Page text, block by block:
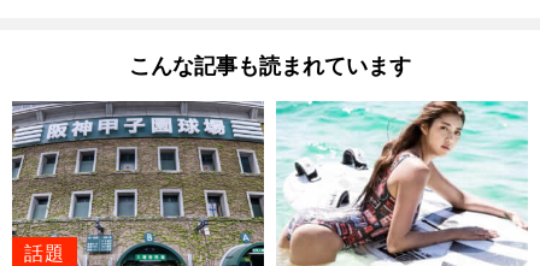
こんな記事も読まれています
話題